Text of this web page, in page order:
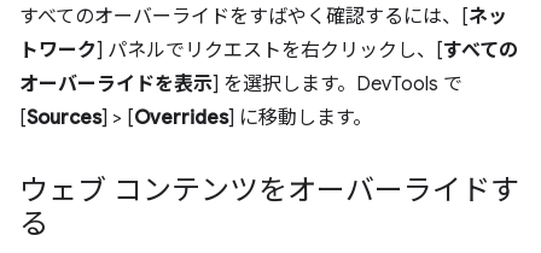
すべてのオーバーライドをすばやく確認するには、[ネッ
トワーク] パネルでリクエストを右クリックし、[すべての
オーバーライドを表示] を選択します。DevTools で
[Sources] > [Overrides] に移動します。
ウェブ コンテンツをオーバーライドす
る